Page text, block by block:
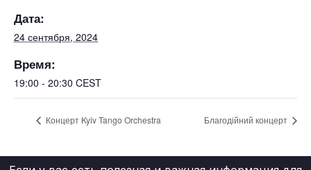
Дата:
24 сентября, 2024
Время:
19:00 - 20:30 CEST
Концерт Kyiv Tango Orchestra Благодійний концерт